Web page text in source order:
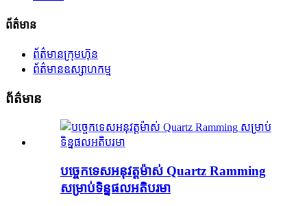
ព័ត៌មាន
ព័ត៌មានក្រុមហ៊ុន
ព័ត៌មានឧស្សាហកម្ម
ព័ត៌មាន
បច្ចេកទេសអនុវត្តម៉ាស់ Quartz Ramming
សម្រាប់ទិន្នផលអតិបរមា